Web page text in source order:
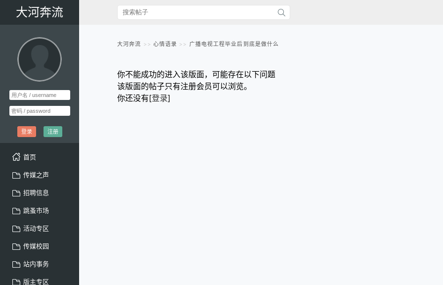
大河奔流
登录 注册
首页
传媒之声
招聘信息
跳蚤市场
活动专区
传媒校园
站内事务
版主专区
大河奔流 心情语录 广播电视工程毕业后到底是做什么
你不能成功的进入该版面，可能存在以下问题
该版面的帖子只有注册会员可以浏览。
你还没有[登录]